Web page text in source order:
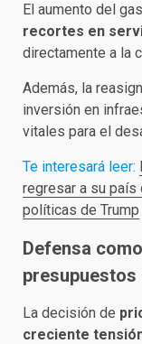
El aumento del
recortes en
directamente a la
Además, la
inversión en
vitales para el
Te interesará leer:
regresar a su país
políticas de Trump
Defensa
presupuestos
La decisión de
creciente